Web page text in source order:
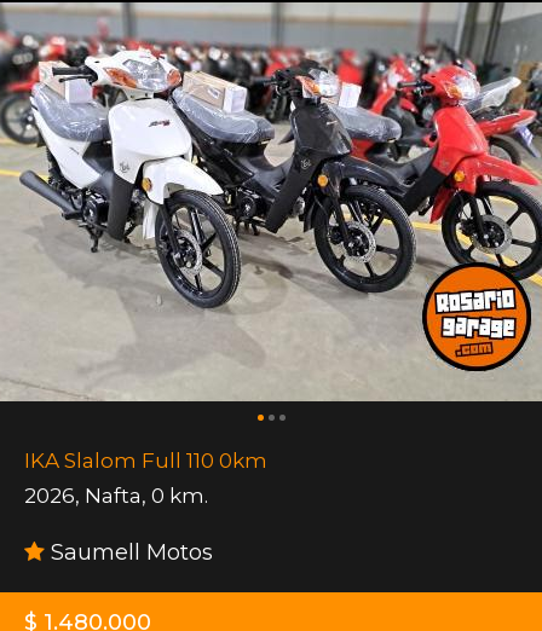
IKA Slalom Full 110 0km
2026, Nafta, 0 km.
Saumell Motos
$ 1.480.000